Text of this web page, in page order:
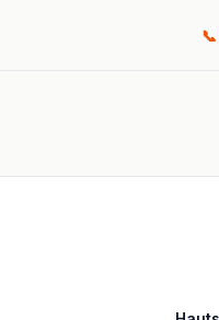
📞